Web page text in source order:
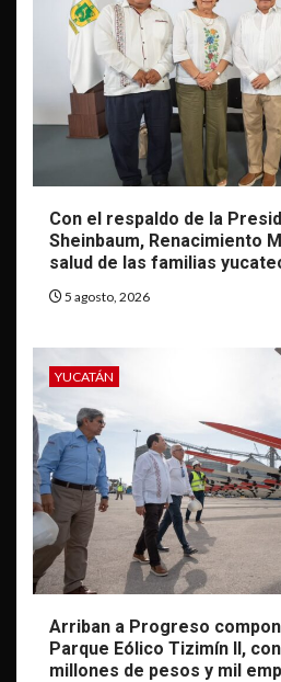
Con el respaldo de la
Sheinbaum, Renacimiento
salud de las familias
5 agosto, 2026
YUCATÁN
Arriban a Progreso
Parque Eólico Tizimín II,
millones de pesos y mil